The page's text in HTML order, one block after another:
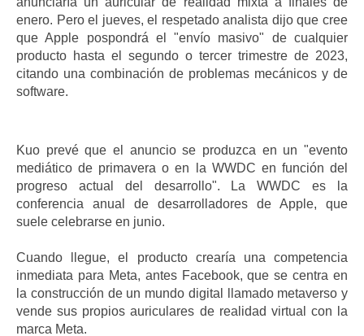
enero. Pero el jueves, el respetado analista dijo que cree
que Apple pospondrá el "envío masivo" de cualquier
producto hasta el segundo o tercer trimestre de 2023,
citando una combinación de problemas mecánicos y de
software.
Kuo prevé que el anuncio se produzca en un "evento
mediático de primavera o en la WWDC en función del
progreso actual del desarrollo". La WWDC es la
conferencia anual de desarrolladores de Apple, que
suele celebrarse en junio.
Cuando llegue, el producto crearía una competencia
inmediata para Meta, antes Facebook, que se centra en
la construcción de un mundo digital llamado metaverso y
vende sus propios auriculares de realidad virtual con la
marca Meta.